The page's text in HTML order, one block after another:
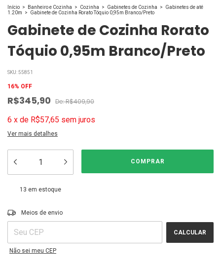
Início > Banheiro e Cozinha > Cozinha > Gabinetes de Cozinha >
Gabinetes de até
1.20m
> Gabinete de Cozinha Rorato Tóquio 0,95m Branco/Preto
Gabinete de Cozinha Rorato
Tóquio 0,95m Branco/Preto
SKU:55851
16% OFF
R$345,90 R$409,90
6 x de R$57,65 sem juros
Ver mais detalhes
13 em estoque
Entregas para o CEP:
Meios de envio
CALCULAR
Não sei meu CEP